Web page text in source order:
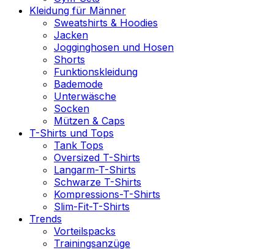
Kleidung für Männer
Sweatshirts & Hoodies
Jacken
Jogginghosen und Hosen
Shorts
Funktionskleidung
Bademode
Unterwäsche
Socken
Mützen & Caps
T-Shirts und Tops
Tank Tops
Oversized T-Shirts
Langarm-T-Shirts
Schwarze T-Shirts
Kompressions-T-Shirts
Slim-Fit-T-Shirts
Trends
Vorteilspacks
Trainingsanzüge